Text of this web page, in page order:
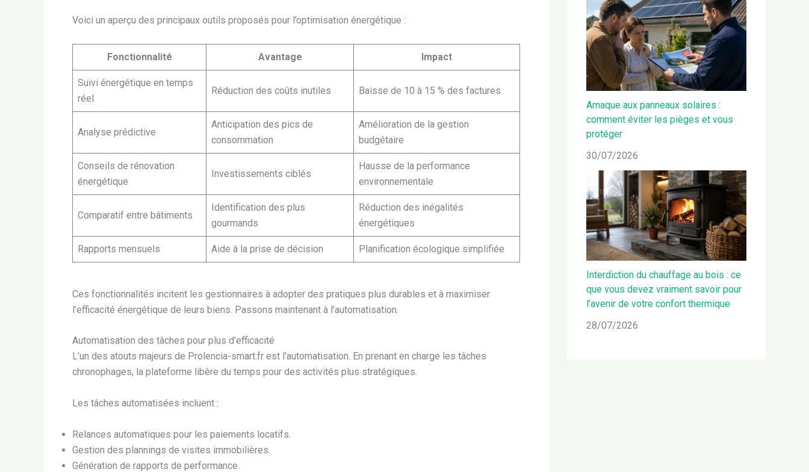
Voici un aperçu des principaux outils proposés pour l’optimisation énergétique :
Fonctionnalité Avantage Impact
Suivi énergétique en temps
réel
Réduction des coûts inutiles Baisse de 10 à 15 % des factures
Analyse prédictive
Anticipation des pics de
consommation
Amélioration de la gestion
budgétaire
Conseils de rénovation
énergétique
Investissements ciblés
Hausse de la performance
environnementale
Comparatif entre bâtiments
Identification des plus
gourmands
Réduction des inégalités
énergétiques
Rapports mensuels Aide à la prise de décision Planification écologique simplifiée
Ces fonctionnalités incitent les gestionnaires à adopter des pratiques plus durables et à maximiser
l’efficacité énergétique de leurs biens. Passons maintenant à l’automatisation.
Automatisation des tâches pour plus d’efficacité
L’un des atouts majeurs de Prolencia-smart.fr est l’automatisation. En prenant en charge les tâches
chronophages, la plateforme libère du temps pour des activités plus stratégiques.
Les tâches automatisées incluent :
Relances automatiques pour les paiements locatifs.
Gestion des plannings de visites immobilières.
Génération de rapports de performance.
Arnaque aux panneaux solaires :
comment éviter les pièges et vous
protéger
30/07/2026
Interdiction du chauffage au bois : ce
que vous devez vraiment savoir pour
l’avenir de votre confort thermique
28/07/2026